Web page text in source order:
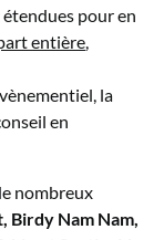
pour en
entière
la
en
nombreux
Birdy Nam Nam,